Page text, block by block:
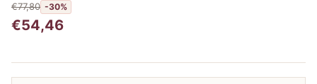
€77,80 -30%
€54,46